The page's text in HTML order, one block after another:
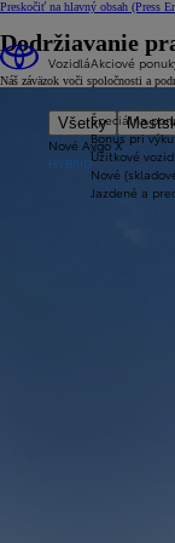
Preskočiť na hlavný obsah (Press
Vozidlá
Všetky
Nové Aygo X
HYBRID
Akciové
Špeciálna
Bonus pri
Úžitkové
Nové
Jazdené a
Dodržiavanie
Náš záväzok voči spoločnosti a